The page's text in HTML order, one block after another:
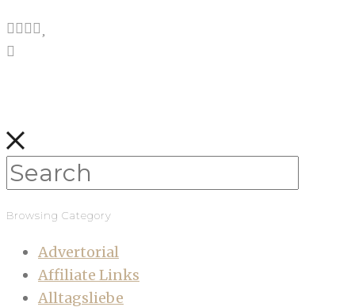
Browsing Category
Advertorial
Affiliate Links
Alltagsliebe